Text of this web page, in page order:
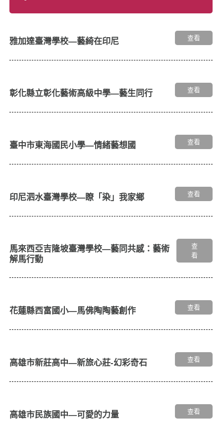
雅加達臺灣學校—藝綺在印尼 查看
彰化縣立彰化藝術高級中學—藝生同行 查看
臺中市東海國民小學—情緒藝想國 查看
印尼泗水臺灣學校—瞭「染」我家鄉 查看
馬來西亞吉隆坡臺灣學校—藝同共感：藝術
解馬行動
查
看
花蓮縣西富國小—馬佛陶陶藝創作 查看
高雄市新莊高中—新旅心莊-幻彩奇石 查看
高雄市民族國中—可愛的力量 查看